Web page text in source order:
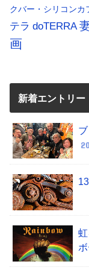
クバー・シリコンカ
テラ doTERRA
画
新着エントリー